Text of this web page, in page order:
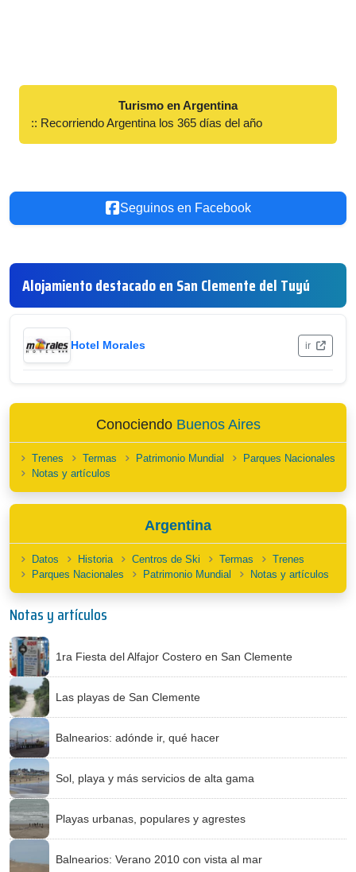
Turismo en Argentina
:: Recorriendo Argentina los 365 días del año
Seguinos en Facebook
Alojamiento destacado en San Clemente del Tuyú
Hotel Morales ir
Conociendo Buenos Aires
Trenes Termas Patrimonio Mundial
Parques Nacionales
Notas y artículos
Argentina
Datos Historia Centros de Ski Termas
Trenes
Parques Nacionales
Patrimonio Mundial Notas y artículos
Notas y artículos
1ra Fiesta del Alfajor Costero en San Clemente
Las playas de San Clemente
Balnearios: adónde ir, qué hacer
Sol, playa y más servicios de alta gama
Playas urbanas, populares y agrestes
Balnearios: Verano 2010 con vista al mar